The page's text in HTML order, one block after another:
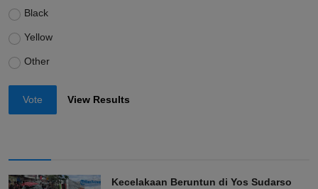
Black
Yellow
Other
Vote View Results
Kecelakaan Beruntun di Yos Sudarso